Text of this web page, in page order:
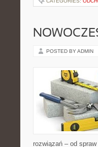
POSTED BY ADMIN
rozwiązań – od